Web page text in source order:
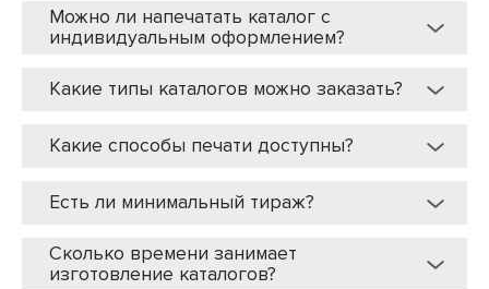
Можно ли напечатать каталог с
индивидуальным оформлением?
Какие типы каталогов можно заказать?
Какие способы печати доступны?
Есть ли минимальный тираж?
Сколько времени занимает
изготовление каталогов?